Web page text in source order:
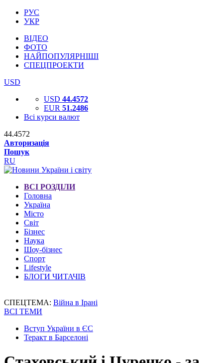
РУС
УКР
ВІДЕО
ФОТО
НАЙПОПУЛЯРНІШІ
СПЕЦПРОЕКТИ
USD
USD 44.4572
EUR 51.2486
Всі курси валют
44.4572
Авторизація
Пошук
RU
ВСІ РОЗДІЛИ
Головна
Україна
Місто
Світ
Бізнес
Наука
Шоу-бізнес
Спорт
Lifestyle
БЛОГИ ЧИТАЧІВ
СПЕЦТЕМА: Війна в Ірані
ВСІ ТЕМИ
Вступ України в ЄС
Теракт в Барселоні